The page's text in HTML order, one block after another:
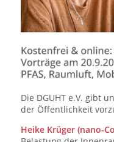
Die DGUHT e.V. gibt
der Öffentlichkeit
Heike Krüger (nano-